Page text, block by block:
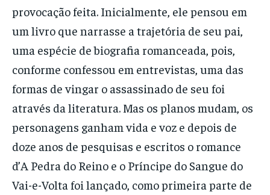
provocação feita. Inicialmente, ele pensou em
um livro que narrasse a trajetória de seu pai,
uma espécie de biografia romanceada, pois,
conforme confessou em entrevistas, uma das
formas de vingar o assassinado de seu foi
através da literatura. Mas os planos mudam, os
personagens ganham vida e voz e depois de
doze anos de pesquisas e escritos o romance
d’A Pedra do Reino e o Príncipe do Sangue do
Vai-e-Volta foi lançado, como primeira parte de